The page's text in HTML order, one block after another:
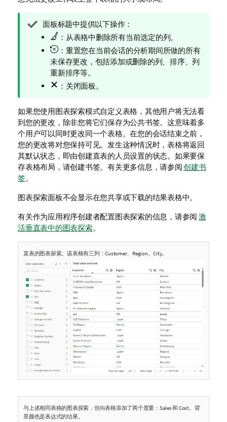
提
示
面板标题中提供以下操作：
：从表格中删除所有当前选定的列。
：重置您在当前会话的分析期间所做的所有
未保存更改，包括添加或删除的列、排序、列
重新排序等。
：关闭面板。
如果您使用图表探索模式自定义表格，其他用户将无法看
到您的更改，除非您将它们保存为公共书签。这意味着多
个用户可以同时更改同一个表格。在您的会话结束之前，
您的更改将对您保持可见。发生这种情况时，表格将返回
其默认状态，即由创建直表的人员设置的状态。如果要保
存表格布局，请创建书签。 有关更多信息，请参阅创建书
签。
图表探索面板不会显示在您共享或下载的结果表格中。
有关作为应用程序创建者配置图表探索的信息，请参阅 激
活垂直表中的图表探索。
直表的图表探索。该表格有三列：Customer、Region、City。
与上述相同表格的图表探索，但向表格添加了两个度量：Sales 和 Cost。背
景颜色是表达式的结果。